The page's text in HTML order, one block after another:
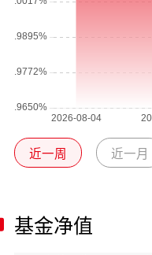
近一周 近一月
基金净值